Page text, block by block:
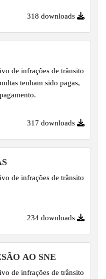
318 downloads
de infrações de trânsito
tenham sido pagas,
317 downloads
de infrações de trânsito
234 downloads
AO SNE
de infrações de trânsito